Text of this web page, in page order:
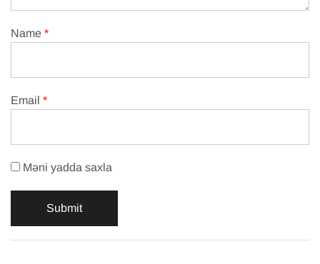
Name *
Email *
Məni yadda saxla